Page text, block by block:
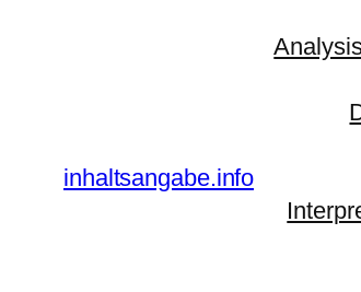
inhaltsangabe.info